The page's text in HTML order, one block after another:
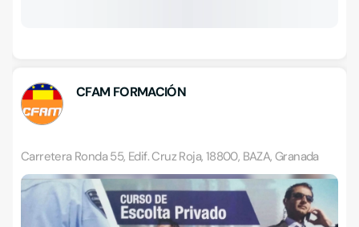
CFAM FORMACIÓN
Carretera Ronda 55, Edif. Cruz Roja, 18800, BAZA, Granada